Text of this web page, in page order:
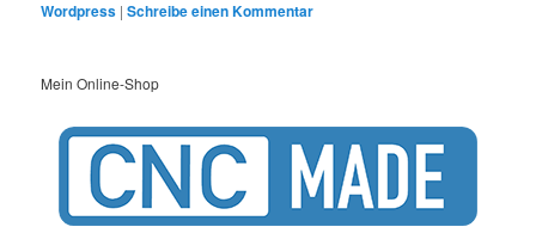
Wordpress |Schreibe einen Kommentar
Mein Online-Shop